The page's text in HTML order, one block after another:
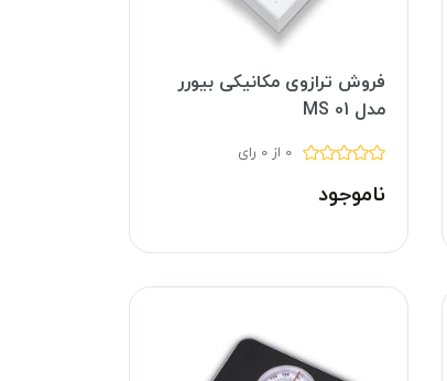
فروش ترازوی مکانیکی بیورر
مدل MS 01
0 از 0 رای
ناموجود